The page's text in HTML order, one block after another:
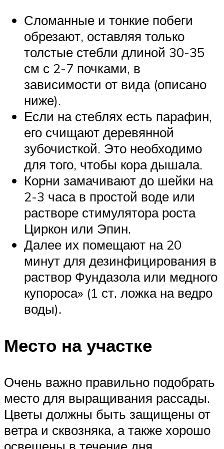
Сломанные и тонкие побеги
обрезают, оставляя только
толстые стебли длиной 30-35
см с 2-7 почками, в
зависимости от вида (описано
ниже).
Если на стеблях есть парафин,
его счищают деревянной
зубочисткой. Это необходимо
для того, чтобы кора дышала.
Корни замачивают до шейки на
2-3 часа в простой воде или
растворе стимулятора роста
Циркон или Эпин.
Далее их помещают на 20
минут для дезинфицирования в
раствор Фундазола или медного
купороса» (1 ст. ложка на ведро
воды).
Место на участке
Очень важно правильно подобрать
место для выращивания рассады.
Цветы должны быть защищены от
ветра и сквозняка, а также хорошо